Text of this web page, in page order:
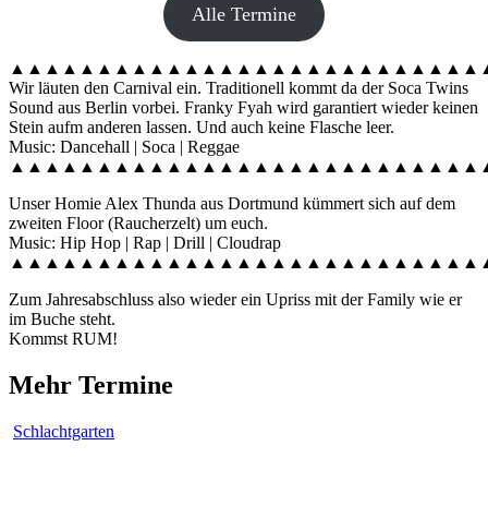
Alle Termine
Wir läuten den Carnival ein. Traditionell kommt da der Soca Twins
Sound aus Berlin vorbei. Franky Fyah wird garantiert wieder keinen
Stein aufm anderen lassen. Und auch keine Flasche leer.
Music: Dancehall | Soca | Reggae
Unser Homie Alex Thunda aus Dortmund kümmert sich auf dem
zweiten Floor (Raucherzelt) um euch.
Music: Hip Hop | Rap | Drill | Cloudrap
Zum Jahresabschluss also wieder ein Upriss mit der Family wie er
im Buche steht.
Kommst RUM!
Mehr Termine
Schlachtgarten